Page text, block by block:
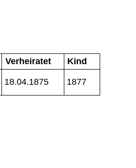
Verheiratet
Kind
18.04.1875 1877